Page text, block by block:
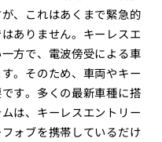
、これはあくまで緊急的
ありません。キーレスエ
方で、電波傍受による車
。そのため、車両やキー
す。多くの最新車種に搭
は、キーレスエントリー
ォブを携帯しているだけ